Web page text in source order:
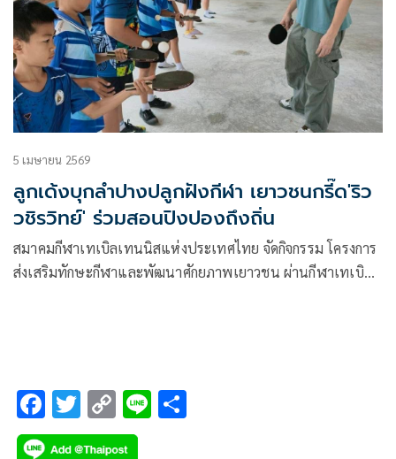
5 เมษายน 2569
ลูกเด้งบุกลำปางปลูกฝังกีฬา เยาวชนกรี๊ด'ริว
วชิรวิทย์' ร่วมสอนปิงปองถึงถิ่น
สมาคมกีฬาเทเบิลเทนนิสแห่งประเทศไทย จัดกิจกรรม โครงการ
ส่งเสริมทักษะกีฬาและพัฒนาศักยภาพเยาวชน ผ่านกีฬาเทเบิล
มหาวิทยาลัยธรรมศาสตร์
F
ac
T
wi
C
o
Li